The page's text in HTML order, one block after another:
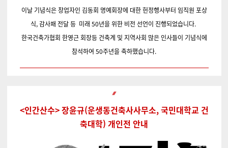
이날 기념식은 창업자인 김동회 명예회장에 대한 헌정행사부터 임직원 포상
식, 감사패 전달 등 미래 50년을 위한 비전 선언이 진행되었습니다.
한국건축가협회 한영근 회장등 건축계 및 지역사회 많은 인사들이 기념식에
참석하여 50주년을 축하했습니다.
<인간산수> 장윤규(운생동건축사사무소, 국민대학교 건
축대학) 개인전 안내